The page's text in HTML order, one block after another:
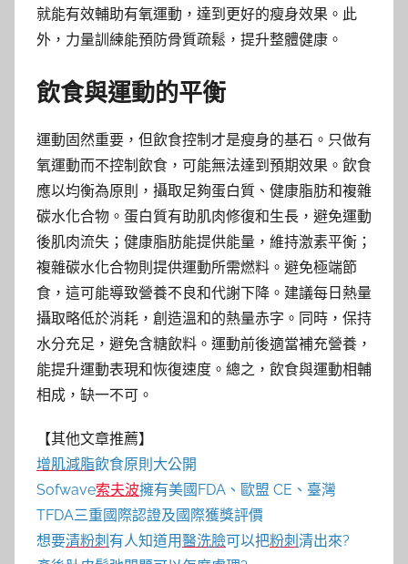
就能有效輔助有氧運動，達到更好的瘦身效果。此
外，力量訓練能預防骨質疏鬆，提升整體健康。
飲食與運動的平衡
運動固然重要，但飲食控制才是瘦身的基石。只做有
氧運動而不控制飲食，可能無法達到預期效果。飲食
應以均衡為原則，攝取足夠蛋白質、健康脂肪和複雜
碳水化合物。蛋白質有助肌肉修復和生長，避免運動
後肌肉流失；健康脂肪能提供能量，維持激素平衡；
複雜碳水化合物則提供運動所需燃料。避免極端節
食，這可能導致營養不良和代謝下降。建議每日熱量
攝取略低於消耗，創造溫和的熱量赤字。同時，保持
水分充足，避免含糖飲料。運動前後適當補充營養，
能提升運動表現和恢復速度。總之，飲食與運動相輔
相成，缺一不可。
【其他文章推薦】
增肌減脂飲食原則大公開
Sofwave索夫波擁有美國FDA、歐盟 CE、臺灣
TFDA三重國際認證及國際獲獎評價
想要清粉刺 有人知道用醫洗臉可以把粉刺 清出來?